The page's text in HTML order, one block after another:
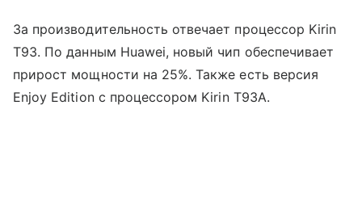
За производительность отвечает процессор Kirin
T93. По данным Huawei, новый чип обеспечивает
прирост мощности на 25%. Также есть версия
Enjoy Edition с процессором Kirin T93A.